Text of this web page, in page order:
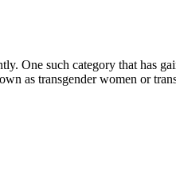
One such category that has
as transgender women or